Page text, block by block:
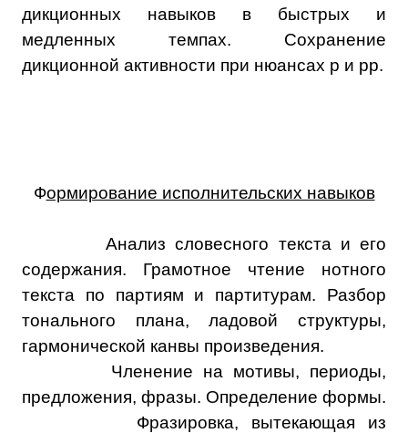
дикционных навыков в быстрых и
медленных темпах. Сохранение
дикционной активности при нюансах p и pp.
Формирование исполнительских навыков
Анализ словесного текста и его
содержания. Грамотное чтение нотного
текста по партиям и партитурам. Разбор
тонального плана, ладовой структуры,
гармонической канвы произведения.
Членение на мотивы, периоды,
предложения, фразы. Определение формы.
Фразировка, вытекающая из